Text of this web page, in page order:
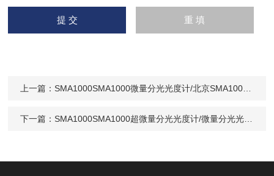
上一篇： SMA1000SMA1000微量分光光度计/北京SMA1000微量分光光度计理
下一篇： SMA1000SMA1000超微量分光光度计/微量分光光度计/SMA1000分光光度计技术参数